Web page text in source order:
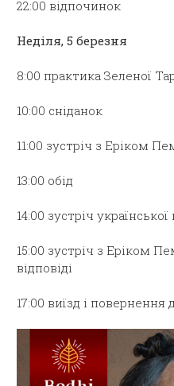
22:00 відпочинок
Неділя, 5 березня
8:00 практика Зеленої
10:00 сніданок
11:00 зустріч з Еріком
13:00 обід
14:00 зустріч
15:00 зустріч з Еріком
відповіді
17:00 виїзд і повернення